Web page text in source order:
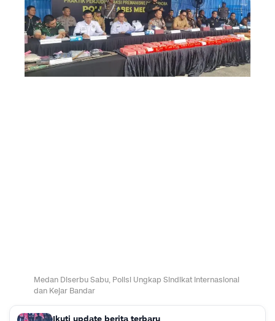
Medan Diserbu Sabu, Polisi Ungkap Sindikat Internasional
dan Kejar Bandar